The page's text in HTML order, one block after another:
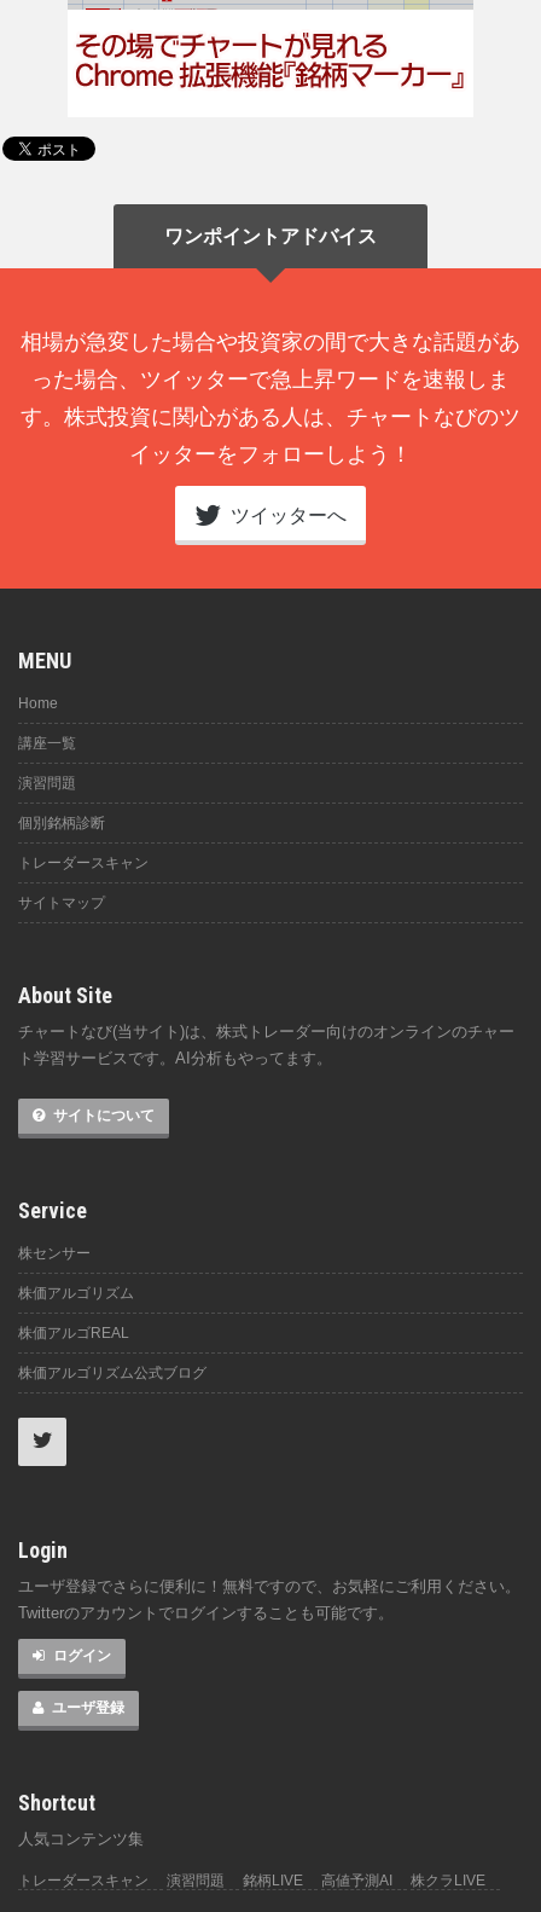
ワンポイントアドバイス
相場が急変した場合や投資家の間で大きな話題があ
った場合、ツイッターで急上昇ワードを速報しま
す。株式投資に関心がある人は、チャートなびのツ
イッターをフォローしよう！
ツイッターへ
MENU
Home
講座一覧
演習問題
個別銘柄診断
トレーダースキャン
サイトマップ
About Site
チャートなび(当サイト)は、株式トレーダー向けのオンラインのチャー
ト学習サービスです。AI分析もやってます。
サイトについて
Service
株センサー
株価アルゴリズム
株価アルゴREAL
株価アルゴリズム公式ブログ
Login
ユーザ登録でさらに便利に！無料ですので、お気軽にご利用ください。
Twitterのアカウントでログインすることも可能です。
ログイン
ユーザ登録
Shortcut
人気コンテンツ集
トレーダースキャン 演習問題 銘柄LIVE 高値予測AI 株クラLIVE